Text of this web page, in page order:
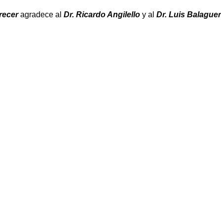
agradece al Dr. Ricardo Angilello y al Dr. Luis Balaguer